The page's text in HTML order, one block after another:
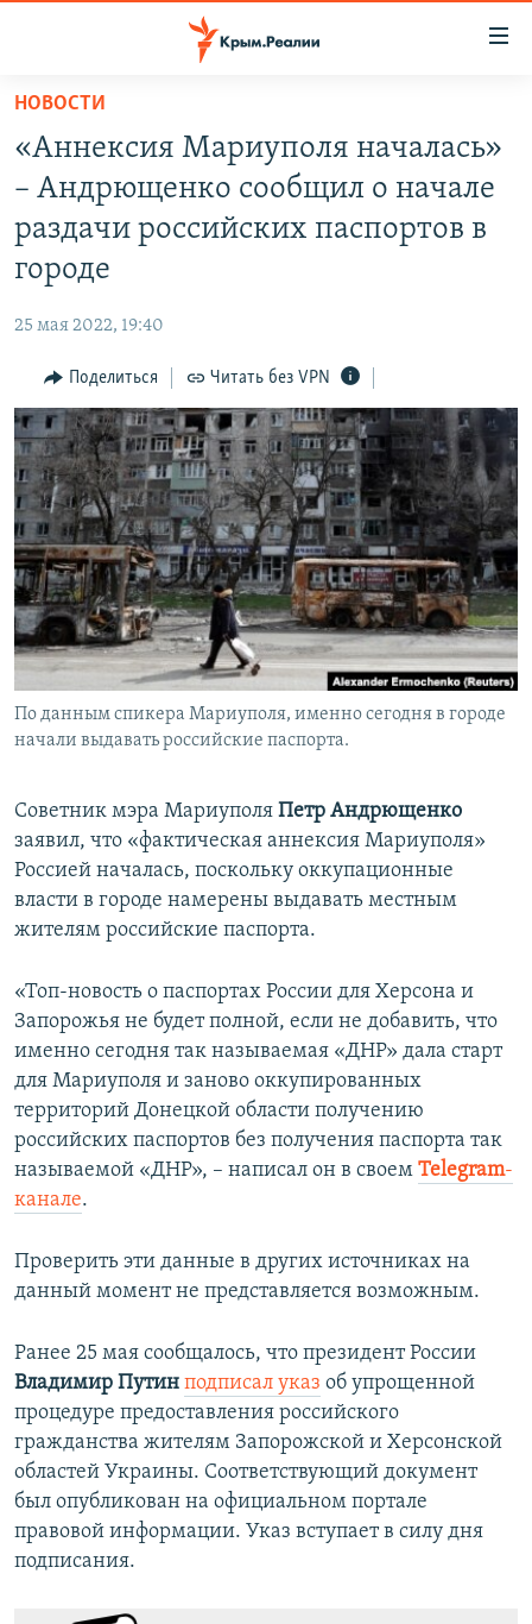
Вернуться
основному
содержанию
главной
Вернутся
поискуИНФОГРАФИКА
ТЕЛЕПРОЕКТ КРЫМ.РЕАЛИИ
СОВЕТЫ ПРАВОЗАЩИТНИКОВ
ПРОПАВШИЕ БЕЗ ВЕСТИ
ПОБЕДИТЕЛЕЙ НЕ СУДЯТ?
КРЫМ.НЕПОКОРЕННЫЙ
ELIFBE
УКРАИНСКАЯ ПРОБЛЕМА КРЫМА
РАДІО СВОБОДА
КАК ОБОЙТИ БЛОКИРОВКУ
Українською
Qırımtatar
ПРИСОЕДИНЯЙТЕСЬ!
Все сайты RFE/RL
НОВОСТИ
«Аннексия Мариуполя началась»
– Андрющенко сообщил о начале
раздачи российских паспортов в
городе
25 мая 2022, 19:40
Поделиться Читать без VPN
По данным спикера Мариуполя, именно сегодня в городе
начали выдавать российские паспорта.
Советник мэра Мариуполя Петр Андрющенко
заявил, что «фактическая аннексия Мариуполя»
Россией началась, поскольку оккупационные
власти в городе намерены выдавать местным
жителям российские паспорта.
«Топ-новость о паспортах России для Херсона и
Запорожья не будет полной, если не добавить, что
именно сегодня так называемая «ДНР» дала старт
для Мариуполя и заново оккупированных
территорий Донецкой области получению
российских паспортов без получения паспорта так
называемой «ДНР», – написал он в своем Telegram-
канале.
Проверить эти данные в других источниках на
данный момент не представляется возможным.
Ранее 25 мая сообщалось, что президент России
Владимир Путин подписал указ об упрощенной
процедуре предоставления российского
гражданства жителям Запорожской и Херсонской
областей Украины. Соответствующий документ
был опубликован на официальном портале
правовой информации. Указ вступает в силу дня
подписания.